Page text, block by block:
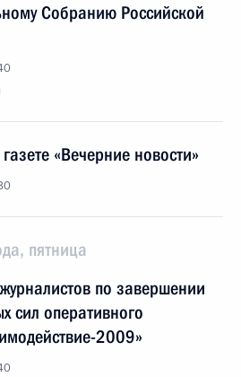
Собранию Российской
«Вечерние новости»
пятница
по завершении
сил оперативного
2009»